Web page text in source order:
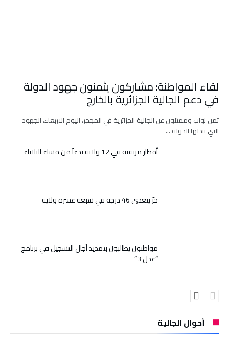
لقاء المواطنة: مشاركون يثمنون جهود الدولة
في دعم الجالية الجزائرية بالخارج
ثمن نواب وممثلون عن الجالية الجزائرية في المهجر، اليوم الاربعاء، الجهود
التي تبذلها الدولة …
أمطار مرتقبة في 12 ولاية بدءاً من مساء الثلاثاء
حرّ يتعدى 46 درجة في سبعة عشرة ولاية
مواطنون يطالبون بتمديد آجال التسجيل في برنامج
“عدل 3”
أحوال الجالية